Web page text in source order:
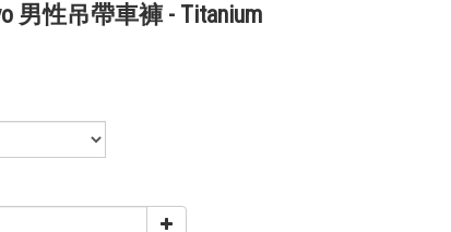
男性吊帶車褲 - Titanium